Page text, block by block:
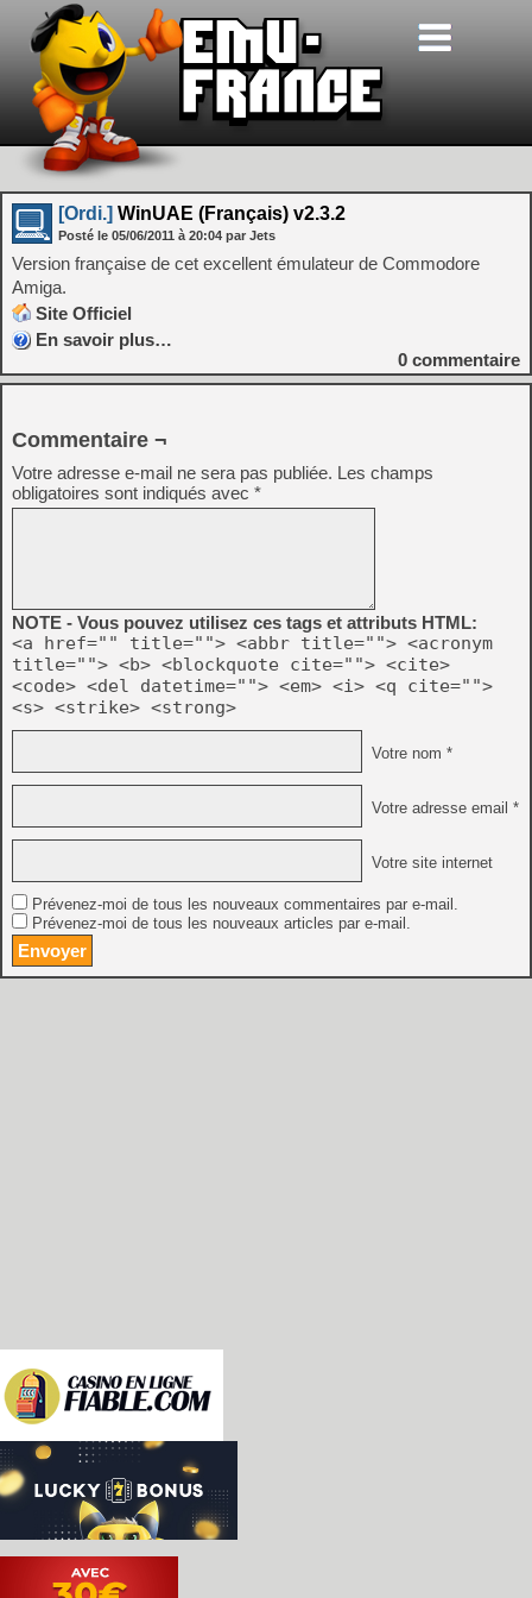
[Ordi.] WinUAE (Français) v2.3.2
Posté le 05/06/2011 à 20:04 par Jets
Version française de cet excellent émulateur de Commodore
Amiga.
Site Officiel
En savoir plus…
0 commentaire
Commentaire ¬
Votre adresse e-mail ne sera pas publiée. Les champs
obligatoires sont indiqués avec *
NOTE - Vous pouvez utilisez ces tags et attributs HTML:
<a href="" title=""> <abbr title=""> <acronym
title=""> <b> <blockquote cite=""> <cite>
<code> <del datetime=""> <em> <i> <q cite="">
<s> <strike> <strong>
Votre nom *
Votre adresse email *
Votre site internet
Prévenez-moi de tous les nouveaux commentaires par e-mail.
Prévenez-moi de tous les nouveaux articles par e-mail.